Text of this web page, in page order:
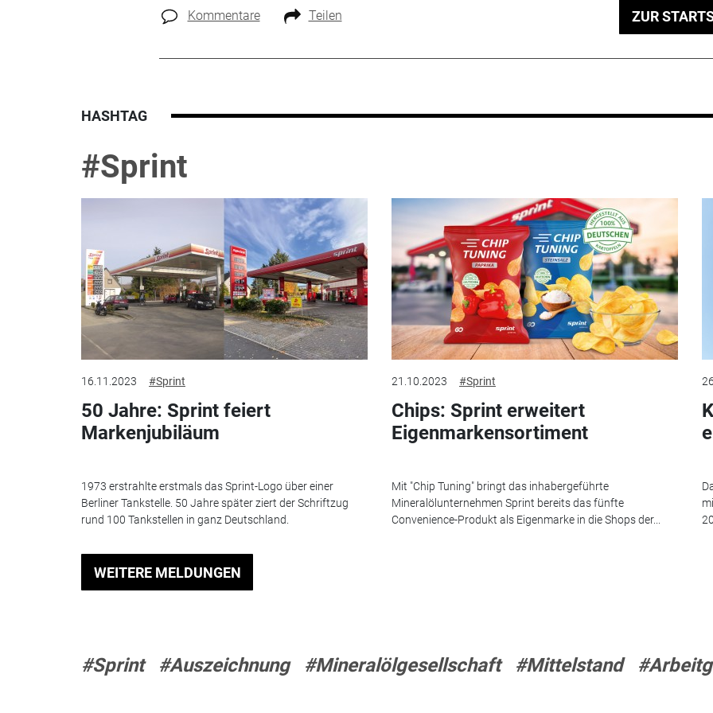
Kommentare Teilen ZUR
HASHTAG
#Sprint
16.11.2023 #Sprint
50 Jahre: Sprint feiert
Markenjubiläum
1973 erstrahlte erstmals das Sprint-Logo über einer
Berliner Tankstelle. 50 Jahre später ziert der Schriftzug
rund 100 Tankstellen in ganz Deutschland.
21.10.2023 #Sprint
Chips: Sprint erweitert
Eigenmarkensortiment
Mit "Chip Tuning" bringt das inhabergeführte
Mineralölunternehmen Sprint bereits das fünfte
Convenience-Produkt als Eigenmarke in die Shops der...
WEITERE MELDUNGEN
#Sprint #Auszeichnung #Mineralölgesellschaft #Mittelstand